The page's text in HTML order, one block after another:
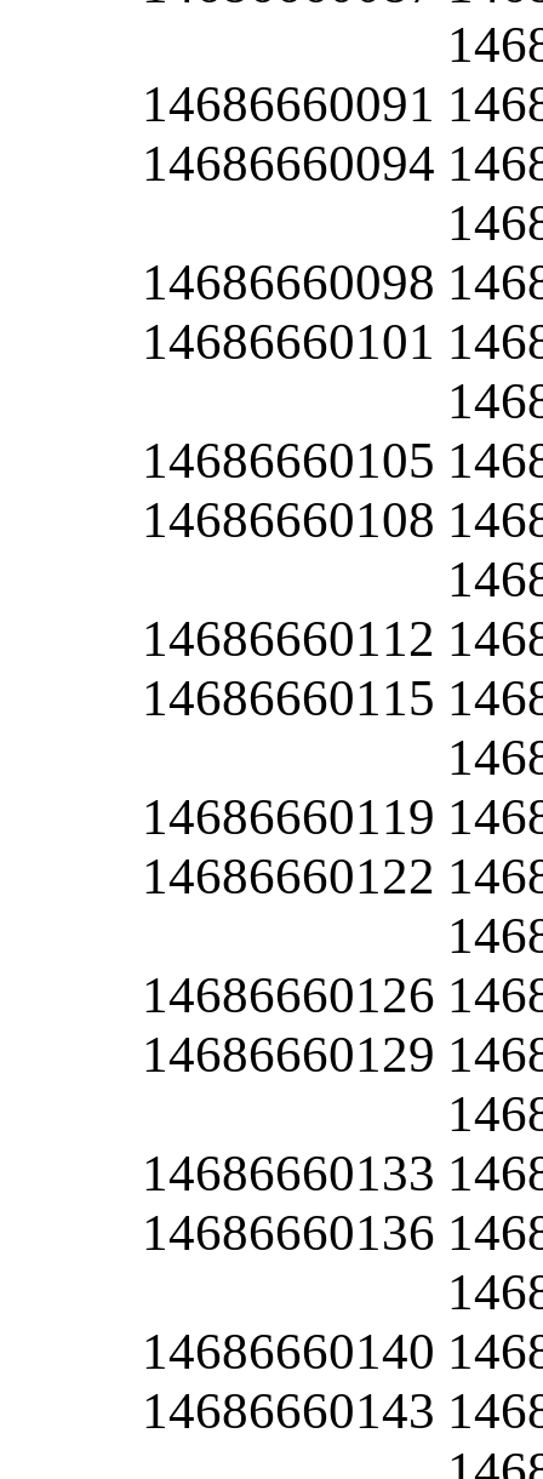
14686660091
14686660094
14686660098
14686660101
14686660105
14686660108
14686660112
14686660115
14686660119
14686660122
14686660126
14686660129
14686660133
14686660136
14686660140
14686660143